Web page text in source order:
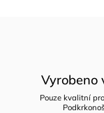
Vyrobeno
Pouze kvalitní